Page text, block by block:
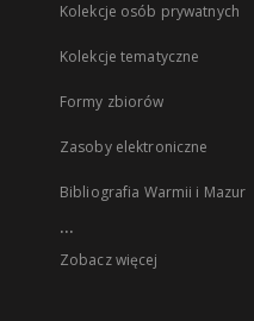
Kolekcje osób prywatnych
Kolekcje tematyczne
Formy zbiorów
Zasoby elektroniczne
Bibliografia Warmii i Mazur
...
Zobacz więcej